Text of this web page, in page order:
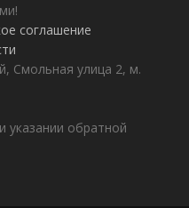
соглашение
Смольная улица 2, м.
указании обратной